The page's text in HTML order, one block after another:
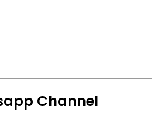
Channel